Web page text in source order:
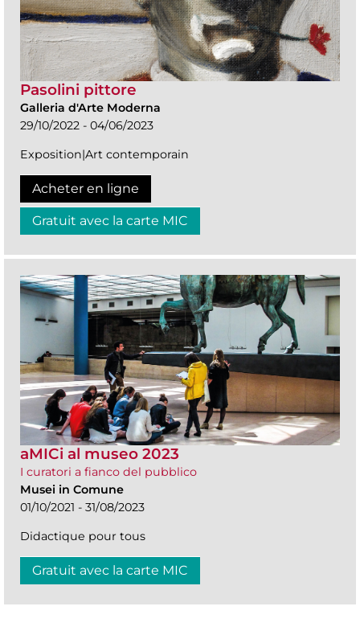
Pasolini pittore
Galleria d'Arte Moderna
29/10/2022 - 04/06/2023
Exposition|Art contemporain
Acheter en ligne
Gratuit avec la carte MIC
aMICi al museo 2023
I curatori a fianco del pubblico
Musei in Comune
01/10/2021 - 31/08/2023
Didactique pour tous
Gratuit avec la carte MIC